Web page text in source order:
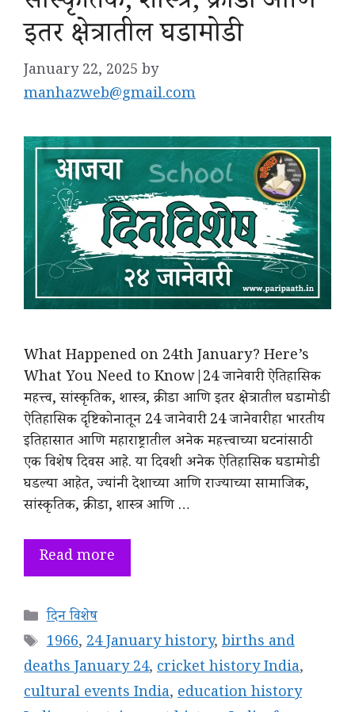
इतर क्षेत्रातील घडामोडी
January 22, 2025 by
manhazweb@gmail.com
What Happened on 24th January? Here’s
What You Need to Know|24 जानेवारी: ऐतिहासिक
महत्त्व, सांस्कृतिक, शास्त्र, क्रीडा आणि इतर क्षेत्रातील घडामोडी
ऐतिहासिक दृष्टिकोनातून 24 जानेवारी: 24 जानेवारी हा भारतीय
इतिहासात आणि महाराष्ट्रातील अनेक महत्त्वाच्या घटनांसाठी
एक विशेष दिवस आहे. या दिवशी अनेक ऐतिहासिक घडामोडी
घडल्या आहेत, ज्यांनी देशाच्या आणि राज्याच्या सामाजिक,
सांस्कृतिक, क्रीडा, शास्त्र आणि …
Read more
Categories
दिन विशेष
Tags
1966,24 January history,births and
deaths January 24, cricket history India,
cultural events India, education history